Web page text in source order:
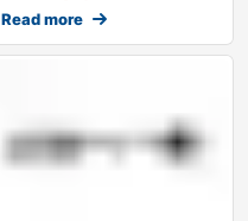
Read more